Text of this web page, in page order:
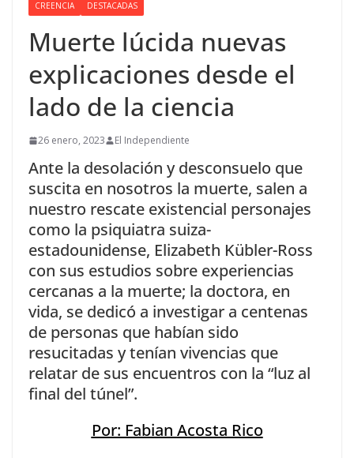
CREENCIA DESTACADAS
Muerte lúcida nuevas
explicaciones desde el
lado de la ciencia
26 enero, 2023 El Independiente
Ante la desolación y desconsuelo que
suscita en nosotros la muerte, salen a
nuestro rescate existencial personajes
como la psiquiatra suiza-
estadounidense, Elizabeth Kübler-Ross
con sus estudios sobre experiencias
cercanas a la muerte; la doctora, en
vida, se dedicó a investigar a centenas
de personas que habían sido
resucitadas y tenían vivencias que
relatar de sus encuentros con la “luz al
final del túnel”.
Por: Fabian Acosta Rico